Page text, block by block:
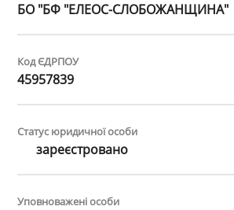
БО "БФ "ЕЛЕОС-СЛОБОЖАНЩИНА"
Код ЄДРПОУ
45957839
Статус юридичної особи
зареєстровано
Уповноважені особи